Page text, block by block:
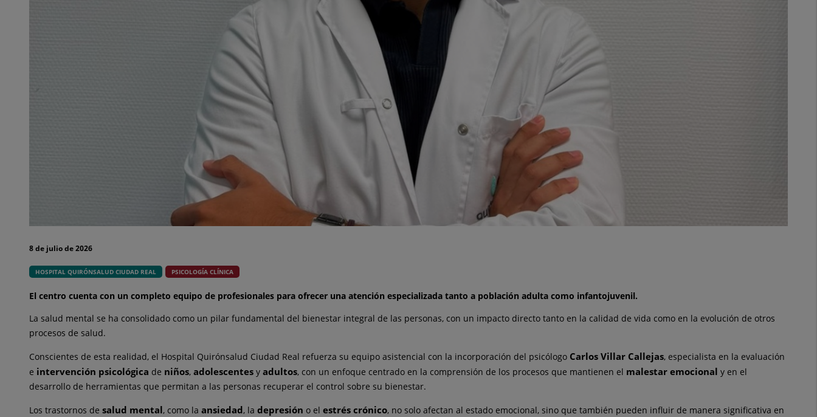
8 de julio de 2026
HOSPITAL QUIRÓNSALUD CIUDAD REAL PSICOLOGÍA CLÍNICA
El centro cuenta con un completo equipo de profesionales para ofrecer una atención especializada tanto a población adulta como infantojuvenil.
La salud mental se ha consolidado como un pilar fundamental del bienestar integral de las personas, con un impacto directo tanto en la calidad de vida como en la evolución de otros
procesos de salud.
Conscientes de esta realidad, el Hospital Quirónsalud Ciudad Real refuerza su equipo asistencial con la incorporación del psicólogo Carlos Villar Callejas, especialista en la evaluación
e intervención psicológica de niños, adolescentes y adultos, con un enfoque centrado en la comprensión de los procesos que mantienen el malestar emocional y en el
desarrollo de herramientas que permitan a las personas recuperar el control sobre su bienestar.
Los trastornos de salud mental, como la ansiedad, la depresión o el estrés crónico, no solo afectan al estado emocional, sino que también pueden influir de manera significativa en